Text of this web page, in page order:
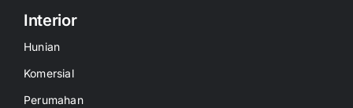
Interior
Hunian
Komersial
Perumahan